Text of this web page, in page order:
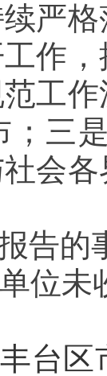
严
作
工
；三
会
报告
单位
台